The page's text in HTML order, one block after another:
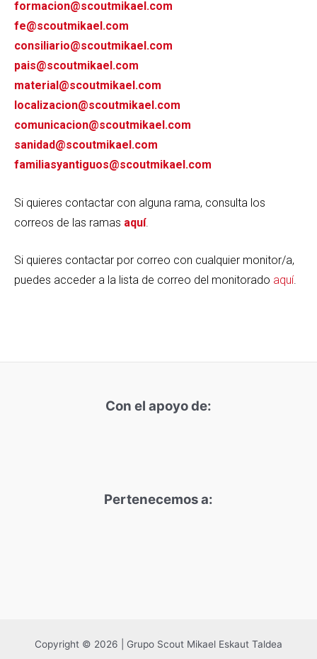
formacion@scoutmikael.com
fe@scoutmikael.com
consiliario@scoutmikael.com
pais@scoutmikael.com
material@scoutmikael.com
localizacion@scoutmikael.com
comunicacion@scoutmikael.com
sanidad@scoutmikael.com
familiasyantiguos@scoutmikael.com
Si quieres contactar con alguna rama, consulta los
correos de las ramas aquí.
Si quieres contactar por correo con cualquier monitor/a,
puedes acceder a la lista de correo del monitorado aquí.
Con el apoyo de:
Pertenecemos a:
Copyright © 2026 | Grupo Scout Mikael Eskaut Taldea